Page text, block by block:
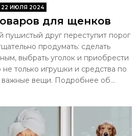
22 ИЮЛЯ 2024
для щенков
друг переступит порог
продумать: сделать
выбрать уголок и приобрести
только игрушки и средства по
важные вещи. Подробнее об...